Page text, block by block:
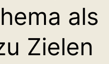
als
Zielen